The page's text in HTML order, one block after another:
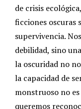
de crisis
ficciones oscuras
supervivencia.
debilidad, sino
la oscuridad no
la capacidad de
monstruoso no
queremos